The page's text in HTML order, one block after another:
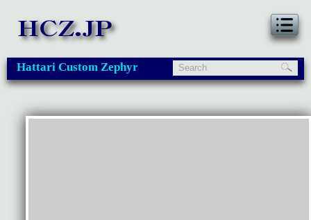
Hattari Custom Zephyr